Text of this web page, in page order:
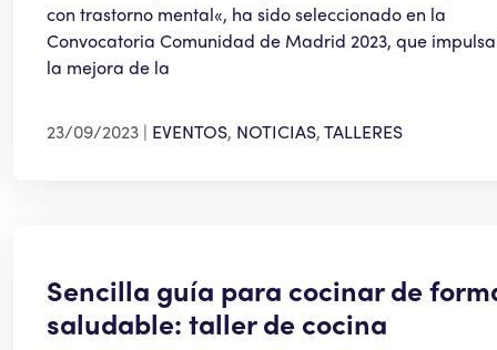
con trastorno mental«, ha sido seleccionado en la
Convocatoria Comunidad de Madrid 2023, que
la mejora de la
23/09/2023 EVENTOS, NOTICIAS,TALLERES
Sencilla guía para cocinar de
saludable: taller de cocina